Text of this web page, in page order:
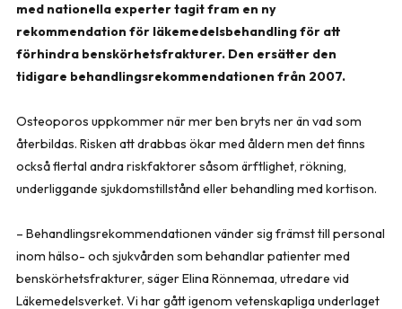
med nationella experter tagit fram en ny
rekommendation för läkemedelsbehandling för att
förhindra benskörhetsfrakturer. Den ersätter den
tidigare behandlingsrekommendationen från 2007.
Osteoporos uppkommer när mer ben bryts ner än vad som
återbildas. Risken att drabbas ökar med åldern men det finns
också flertal andra riskfaktorer såsom ärftlighet, rökning,
underliggande sjukdomstillstånd eller behandling med kortison.
– Behandlingsrekommendationen vänder sig främst till personal
inom hälso- och sjukvården som behandlar patienter med
benskörhetsfrakturer, säger Elina Rönnemaa, utredare vid
Läkemedelsverket. Vi har gått igenom vetenskapliga underlaget